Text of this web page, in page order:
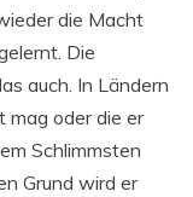
die Macht
Die
auch. In Ländern
mag oder die er
Schlimmsten
Grund wird er